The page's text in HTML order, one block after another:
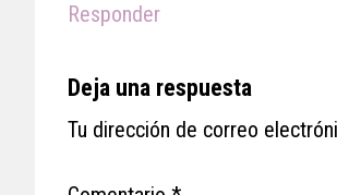
Responder
Deja una respuesta
Tu dirección de correo